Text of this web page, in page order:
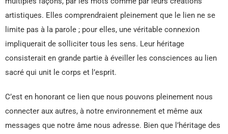
artistiques. Elles comprendraient pleinement que le lien ne se
limite pas à la parole ; pour elles, une véritable connexion
impliquerait de solliciter tous les sens. Leur héritage
consisterait en grande partie à éveiller les consciences au lien
sacré qui unit le corps et l’esprit.
C’est en honorant ce lien que nous pouvons pleinement nous
connecter aux autres, à notre environnement et même aux
messages que notre âme nous adresse. Bien que l’héritage des